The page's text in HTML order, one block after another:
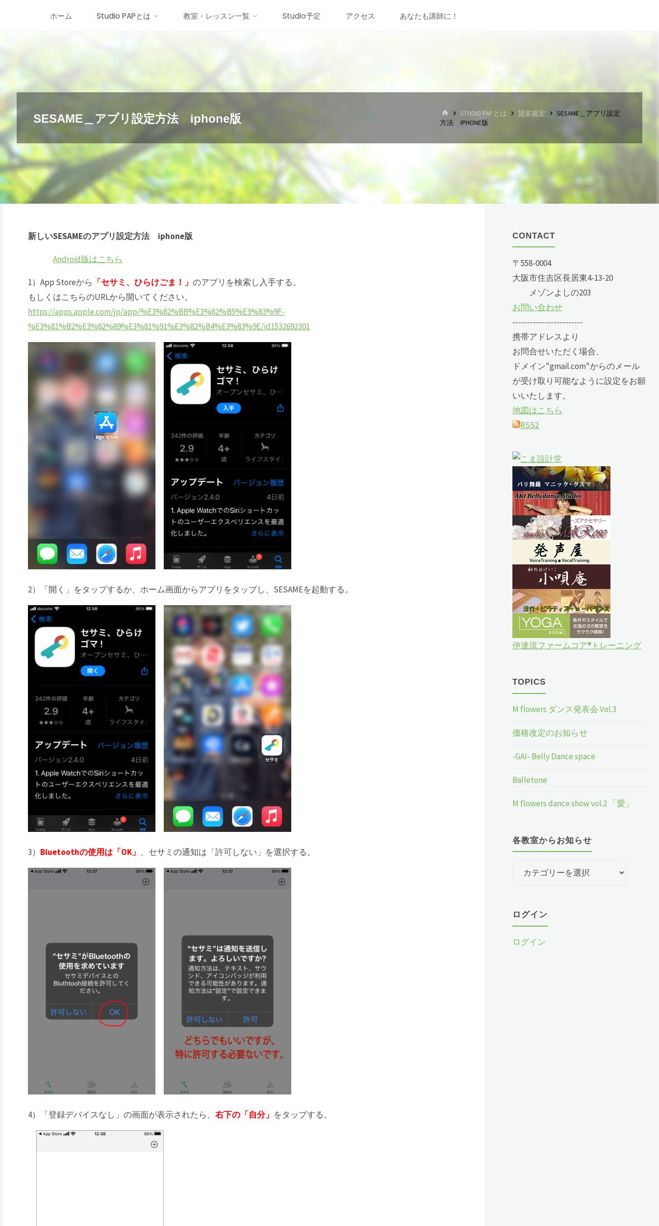
ス
ッ
ホーム Studio PAPとは 教室・レッスン一覧 Studio予定 アクセス あなたも講師に！
SESAME＿アプリ設定方法 iphone版
ホ
ー
STUDIO PAPとは 貸室規定
SESAME＿アプリ設定
方法 IPHONE版
新しいSESAMEのアプリ設定方法 iphone版
Android版はこちら
1）App Storeから 「セサミ、ひらけごま！」のアプリを検索し入手する。
もしくはこちらのURLから開いてください。
https://apps.apple.com/jp/app/%E3%82%BB%E3%82%B5%E3%83%9F-
%E3%81%B2%E3%82%89%E3%81%91%E3%82%B4%E3%83%9E/id1532692301
2）「開く」をタップするか、ホーム画面からアプリをタップし、SESAMEを起動する。
3） Bluetoothの使用は「OK」 、セサミの通知は「許可しない」を選択する。
4）「登録デバイスなし」の画面が表示されたら、右下の「自分」 をタップする。
CONTACT
〒558-0004
大阪市住吉区長居東4-13-20
メゾンよしの203
お問い合わせ
------------------------
携帯アドレスより
お問合せいただく場合、
ドメイン"gmail.com"からのメール
が受け取り可能なように設定をお願
いいたします。
地図はこちら
RSS2
伊達流ファームコア®トレーニング
TOPICS
M flowers ダンス発表会 Vol.3
価格改定のお知らせ
-GAI- Belly Dance space
Balletone
M flowers dance show vol.2 「愛」
各教室からお知らせ
か
ら
お
ログイン
ログイン